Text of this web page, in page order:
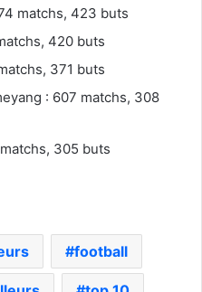
matchs, 423 buts
420 buts
371 buts
: 607 matchs, 308
305 buts
football